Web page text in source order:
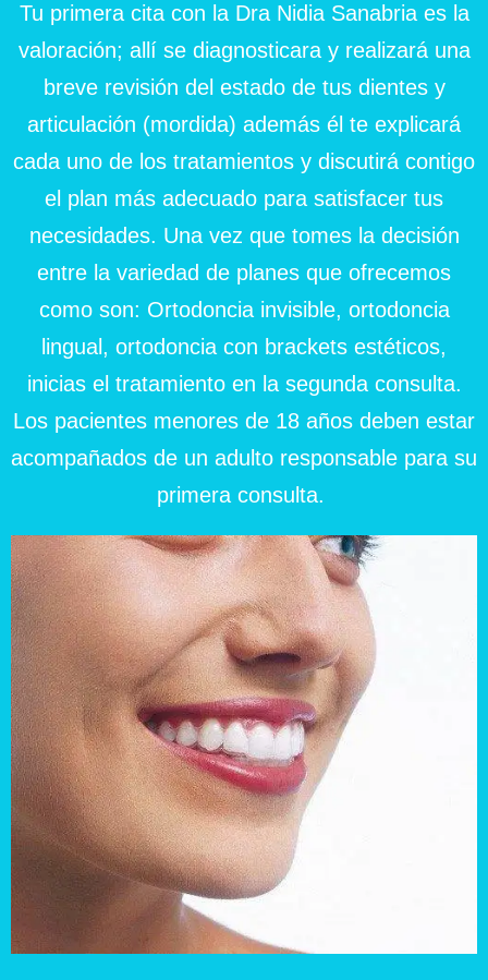
Tu primera cita con la Dra Nidia Sanabria es la
valoración; allí se diagnosticara y realizará una
breve revisión del estado de tus dientes y
articulación (mordida) además él te explicará
cada uno de los tratamientos y discutirá contigo
el plan más adecuado para satisfacer tus
necesidades. Una vez que tomes la decisión
entre la variedad de planes que ofrecemos
como son: Ortodoncia invisible, ortodoncia
lingual, ortodoncia con brackets estéticos,
inicias el tratamiento en la segunda consulta.
Los pacientes menores de 18 años deben estar
acompañados de un adulto responsable para su
primera consulta.